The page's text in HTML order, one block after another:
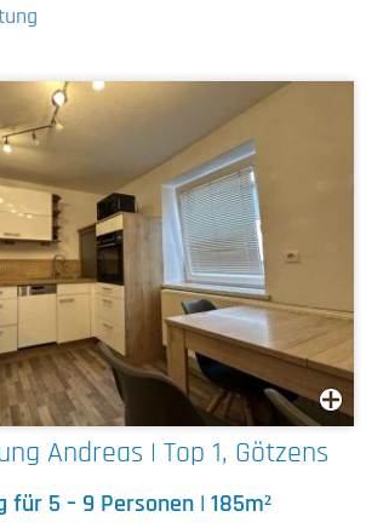
Andreas | Top 1, Götzens
für 5 – 9 Personen | 185m²